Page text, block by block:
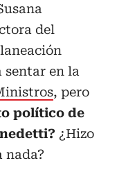
del
sentar en la
, pero
político de
¿Hizo
nada?